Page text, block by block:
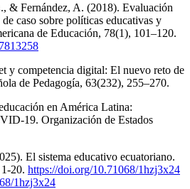
& Fernández, A. (2018). Evaluación
caso sobre políticas educativas y
de Educación, 78(1), 101–120.
y competencia digital: El nuevo reto de
de Pedagogía, 63(232), 255–270.
en América Latina:
19. Organización de Estados
El sistema educativo ecuatoriano.
20. https://doi.org/10.71068/1hzj3x24
1hzj3x24